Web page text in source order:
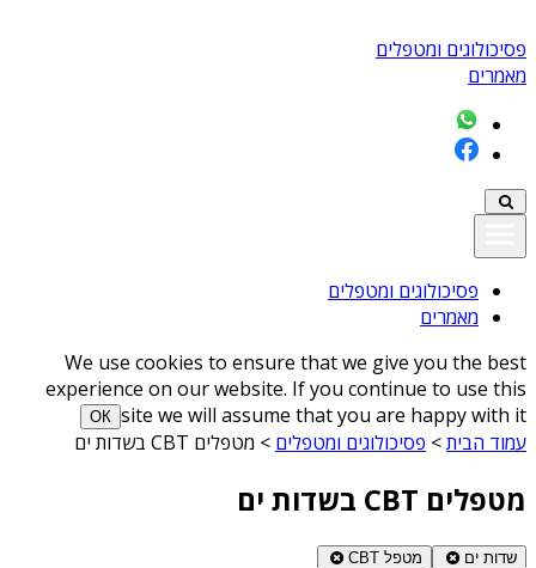
פסיכולוגים ומטפלים
מאמרים
פסיכולוגים ומטפלים
מאמרים
We use cookies to ensure that we give you the best
experience on our website. If you continue to use this
site we will assume that you are happy with it
ОК
עמוד הבית> פסיכולוגים ומטפלים > מטפלים CBT בשדות ים
מטפלים CBT בשדות ים
שדות ים מטפל CBT